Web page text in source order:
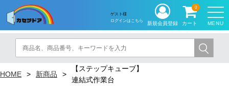
MENU
ゲスト様
ログインはこちら
新規会員登録 カート
0
HOME 新商品
【ステップキューブ】
連結式作業台